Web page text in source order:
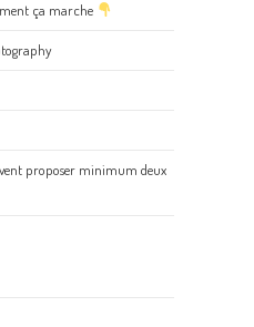
ça marche
proposer minimum deux